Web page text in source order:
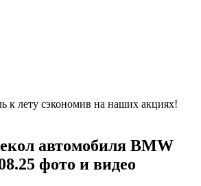
к лету сэкономив на наших акциях!
автомобиля BMW
фото и видео